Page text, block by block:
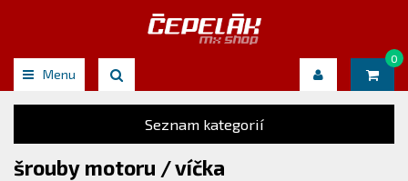
Menu
0
Seznam kategorií
šrouby motoru / víčka